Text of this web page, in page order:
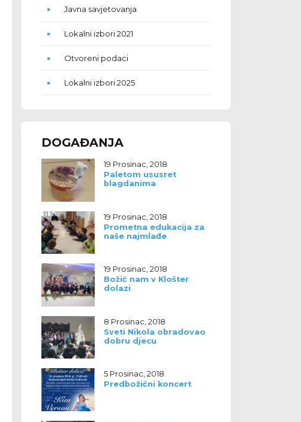
Javna savjetovanja
Lokalni izbori 2021
Otvoreni podaci
Lokalni izbori 2025
DOGAĐANJA
19 Prosinac, 2018
Paletom ususret
blagdanima
19 Prosinac, 2018
Prometna edukacija za
naše najmlađe
19 Prosinac, 2018
Božić nam v Klošter
dolazi
8 Prosinac, 2018
Sveti Nikola obradovao
dobru djecu
5 Prosinac, 2018
Predbožićni koncert